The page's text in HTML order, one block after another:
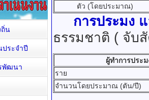
ตัว (โดยประมาณ)
การประมง
ธรรมชาติ ( จับ
ผู้ทำการประม
ราย
จำนวนโดยประมาณ (ตัน/ปี)
น
ประจำปี
พัฒนา